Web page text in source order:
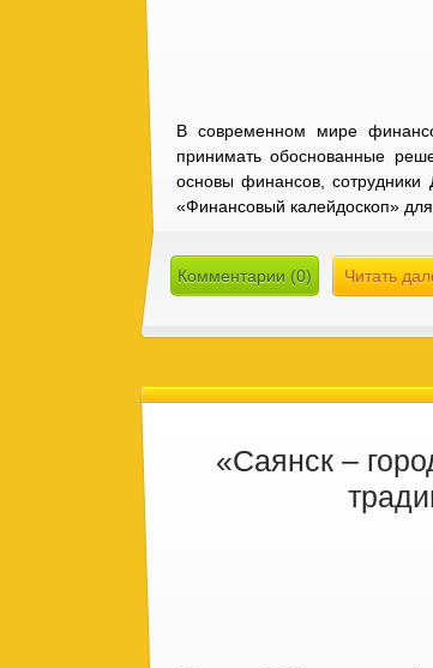
В современном мире
принимать обоснованные
основы финансов, сотрудники
«Финансовый калейдоскоп»
Комментарии (0) Читать
«Саянск –